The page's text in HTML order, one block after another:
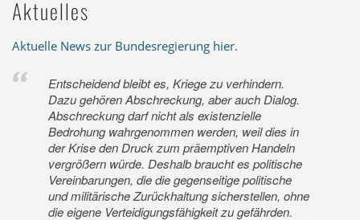
Aktuelles
Aktuelle News zur Bundesregierung hier.
Entscheidend bleibt es, Kriege zu verhindern.
Dazu gehören Abschreckung, aber auch Dialog.
Abschreckung darf nicht als existenzielle
Bedrohung wahrgenommen werden, weil dies in
der Krise den Druck zum präemptiven Handeln
vergrößern würde. Deshalb braucht es politische
Vereinbarungen, die die gegenseitige politische
und militärische Zurückhaltung sicherstellen, ohne
die eigene Verteidigungsfähigkeit zu gefährden.